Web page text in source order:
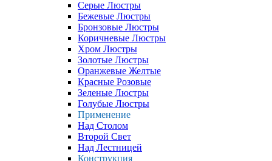
Серые Люстры
Бежевые Люстры
Бронзовые Люстры
Коричневые Люстры
Хром Люстры
Золотые Люстры
Оранжевые Желтые
Красные Розовые
Зеленые Люстры
Голубые Люстры
Применение
Над Столом
Второй Свет
Над Лестницей
Конструкция